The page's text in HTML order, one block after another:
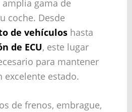
gama de
coche. Desde
de vehículoshasta
de ECU, este lugar
para mantener
estado.
de frenos, embrague,